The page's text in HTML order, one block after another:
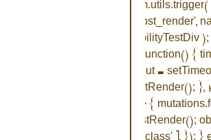
[19, current_page] );
{ event: 'gform/post_render',
visibilityTestDiv
= arguments; var later = function() {
timeout ); timeout =
function() { triggerPostRender(); },
( mutations ) => {
) { debouncedTriggerPostRender();